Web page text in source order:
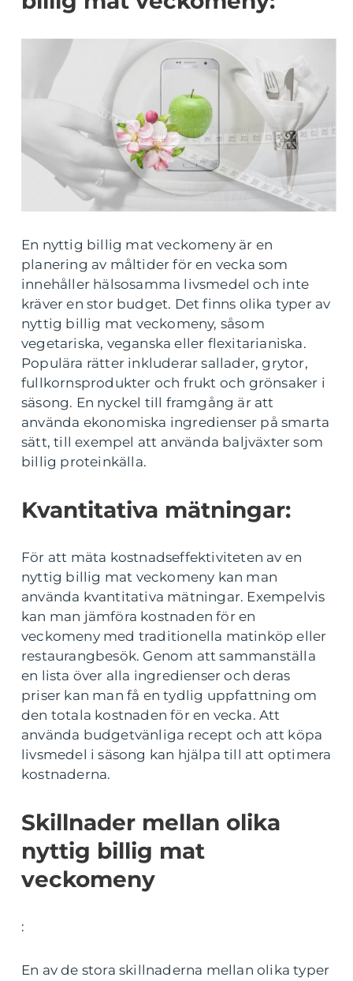
En nyttig billig mat veckomeny är en
planering av måltider för en vecka som
innehåller hälsosamma livsmedel och inte
kräver en stor budget. Det finns olika typer av
nyttig billig mat veckomeny, såsom
vegetariska, veganska eller flexitarianiska.
Populära rätter inkluderar sallader, grytor,
fullkornsprodukter och frukt och grönsaker i
säsong. En nyckel till framgång är att
använda ekonomiska ingredienser på smarta
sätt, till exempel att använda baljväxter som
billig proteinkälla.
Kvantitativa mätningar:
För att mäta kostnadseffektiviteten av en
nyttig billig mat veckomeny kan man
använda kvantitativa mätningar. Exempelvis
kan man jämföra kostnaden för en
veckomeny med traditionella matinköp eller
restaurangbesök. Genom att sammanställa
en lista över alla ingredienser och deras
priser kan man få en tydlig uppfattning om
den totala kostnaden för en vecka. Att
använda budgetvänliga recept och att köpa
livsmedel i säsong kan hjälpa till att optimera
kostnaderna.
Skillnader mellan olika
nyttig billig mat
veckomeny
:
En av de stora skillnaderna mellan olika typer